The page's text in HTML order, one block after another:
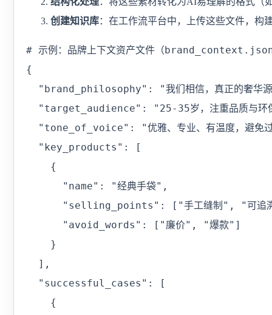
创建知识库：在工作流平台中，上传这些文件，构
# 示例：品牌上下文资产文件（
{
"brand_philosophy": "我们相信，真正的奢华源
"target_audience": "25-35岁，注重品质与环
"tone_of_voice": "优雅、专业、有温度，避免
  "key_products": [
    {
      "name": "经典手袋",
"selling_points": ["手工缝制", "可追
      "avoid_words": ["廉价", "爆款"]
    }
  ],
  "successful_cases": [
    {